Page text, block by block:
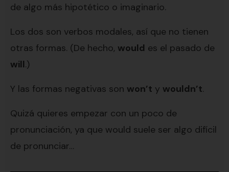
de algo más hipotético o imaginario.
Los dos son verbos modales, así que no tienen
otras formas. (De hecho, would es el pasado de
will.)
Y las formas negativas son won’t y wouldn’t.
Quizá quieres empezar con un poco de
pronunciación, ya que would suele ser algo difícil
de pronunciar…